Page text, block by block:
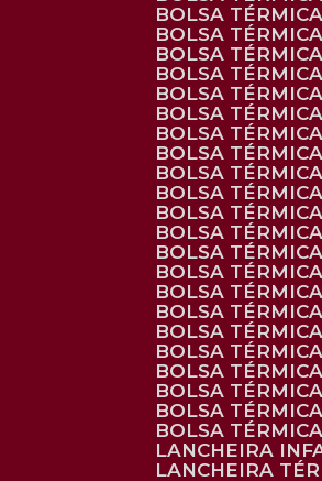
BOLSA
BOLSA
BOLSA
BOLSA
BOLSA
BOLSA
BOLSA
BOLSA
BOLSA
BOLSA
BOLSA
BOLSA
BOLSA
BOLSA
BOLSA
BOLSA
BOLSA
BOLSA
BOLSA
BOLSA
BOLSA
BOLSA
LANCHEIRA
LANCHEIRA